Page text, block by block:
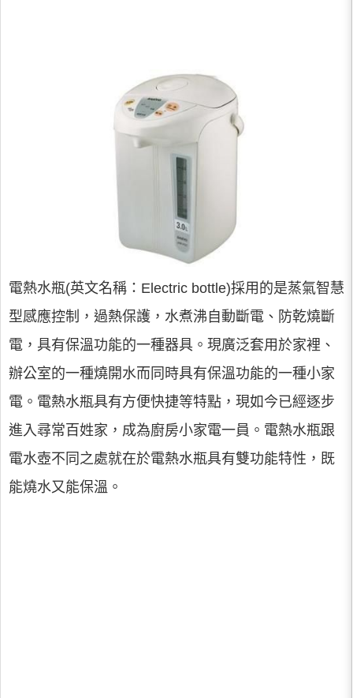
電熱水瓶(英文名稱：Electric bottle)採用的是蒸氣智慧
型感應控制，過熱保護，水煮沸自動斷電、防乾燒斷
電，具有保溫功能的一種器具。現廣泛套用於家裡、
辦公室的一種燒開水而同時具有保溫功能的一種小家
電。電熱水瓶具有方便快捷等特點，現如今已經逐步
進入尋常百姓家，成為廚房小家電一員。電熱水瓶跟
電水壺不同之處就在於電熱水瓶具有雙功能特性，既
能燒水又能保溫。